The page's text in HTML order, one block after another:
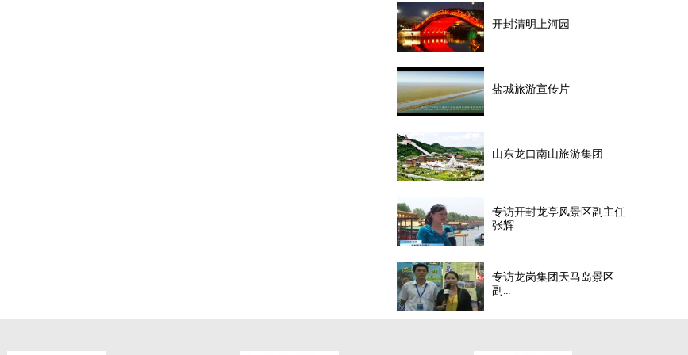
开封清明上河园
盐城旅游宣传片
山东龙口南山旅游集团
专访开封龙亭风景区副主任
张辉
专访龙岗集团天马岛景区
副...